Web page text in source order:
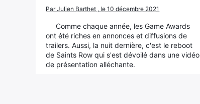
Par Julien Barthet , le 10 décembre 2021
Comme chaque année, les Game Awards
ont été riches en annonces et diffusions de
trailers. Aussi, la nuit dernière, c'est le reboot
de Saints Row qui s'est dévoilé dans une vidéo
de présentation alléchante.